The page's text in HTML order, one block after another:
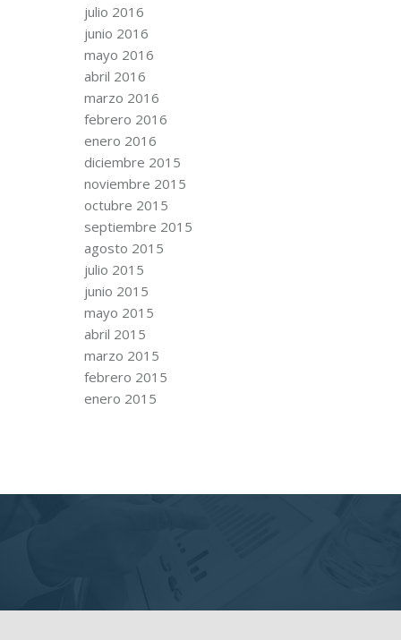
julio 2016
junio 2016
mayo 2016
abril 2016
marzo 2016
febrero 2016
enero 2016
diciembre 2015
noviembre 2015
octubre 2015
septiembre 2015
agosto 2015
julio 2015
junio 2015
mayo 2015
abril 2015
marzo 2015
febrero 2015
enero 2015